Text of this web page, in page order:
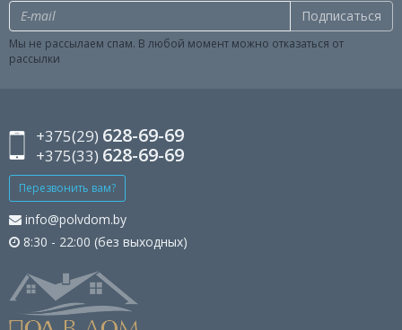
Подписаться
Мы не рассылаем спам. В любой момент можно отказаться от
рассылки
+375(29) 628-69-69
+375(33) 628-69-69
Перезвонить вам?
info@polvdom.by
8:30 - 22:00 (без выходных)